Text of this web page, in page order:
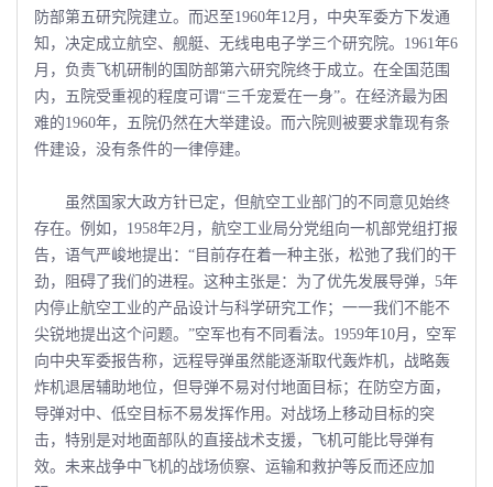
防部第五研究院建立。而迟至1960年12月，中央军委方下发通
知，决定成立航空、舰艇、无线电电子学三个研究院。1961年6
月，负责飞机研制的国防部第六研究院终于成立。在全国范围
内，五院受重视的程度可谓“三千宠爱在一身”。在经济最为困
难的1960年，五院仍然在大举建设。而六院则被要求靠现有条
件建设，没有条件的一律停建。
虽然国家大政方针已定，但航空工业部门的不同意见始终
存在。例如，1958年2月，航空工业局分党组向一机部党组打报
告，语气严峻地提出：“目前存在着一种主张，松弛了我们的干
劲，阻碍了我们的进程。这种主张是：为了优先发展导弹，5年
内停止航空工业的产品设计与科学研究工作；一一我们不能不
尖锐地提出这个问题。”空军也有不同看法。1959年10月，空军
向中央军委报告称，远程导弹虽然能逐渐取代轰炸机，战略轰
炸机退居辅助地位，但导弹不易对付地面目标；在防空方面，
导弹对中、低空目标不易发挥作用。对战场上移动目标的突
击，特别是对地面部队的直接战术支援，飞机可能比导弹有
效。未来战争中飞机的战场侦察、运输和救护等反而还应加